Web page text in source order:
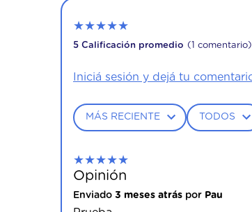
★★★★★
5 Calificación promedio (1 comentario)
MÁS RECIENTE TODOS
★★★★★
Opinión
Enviado 3 meses atrás por Pau